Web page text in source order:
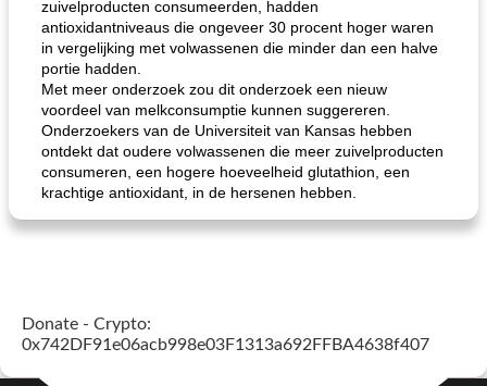
zuivelproducten consumeerden, hadden
antioxidantniveaus die ongeveer 30 procent hoger waren
in vergelijking met volwassenen die minder dan een halve
portie hadden.
Met meer onderzoek zou dit onderzoek een nieuw
voordeel van melkconsumptie kunnen suggereren.
Onderzoekers van de Universiteit van Kansas hebben
ontdekt dat oudere volwassenen die meer zuivelproducten
consumeren, een hogere hoeveelheid glutathion, een
krachtige antioxidant, in de hersenen hebben.
Donate - Crypto:
0x742DF91e06acb998e03F1313a692FFBA4638f407